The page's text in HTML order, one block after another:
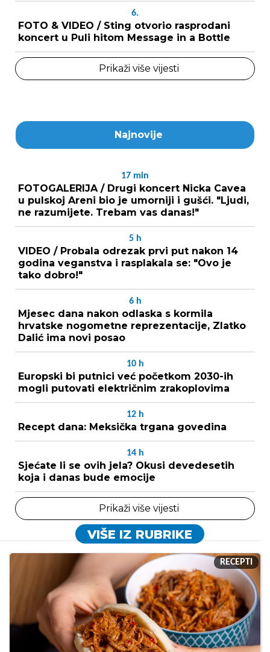
6.
FOTO & VIDEO / Sting otvorio rasprodani
koncert u Puli hitom Message in a Bottle
Prikaži više vijesti
Najnovije
17 min
FOTOGALERIJA / Drugi koncert Nicka Cavea
u pulskoj Areni bio je umorniji i gušći. "Ljudi,
ne razumijete. Trebam vas danas!"
5 h
VIDEO / Probala odrezak prvi put nakon 14
godina veganstva i rasplakala se: "Ovo je
tako dobro!"
6 h
Mjesec dana nakon odlaska s kormila
hrvatske nogometne reprezentacije, Zlatko
Dalić ima novi posao
10 h
Europski bi putnici već početkom 2030-ih
mogli putovati električnim zrakoplovima
12 h
Recept dana: Meksička trgana govedina
14 h
Sjećate li se ovih jela? Okusi devedesetih
koja i danas bude emocije
Prikaži više vijesti
VIŠE IZ RUBRIKE
RECEPTI